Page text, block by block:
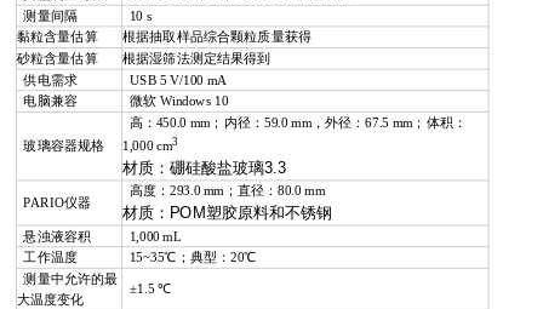
测量间隔
10 s
黏粒含量估算
根据抽取样品综合颗粒质量获得
砂粒含量估算
根据湿筛法测定结果得到
供电需求 USB 5 V/100 mA
电脑兼容 微软 Windows 10
玻璃容器规格
高：450.0 mm；内径：59.0 mm，外径：67.5 mm；体积：
1,000 cm3
材质：硼硅酸盐玻璃3.3
PARIO仪器
高度：293.0 mm；直径：80.0 mm
材质：POM塑胶原料和不锈钢
悬浊液容积
1,000 mL
工作温度
15~35℃ ；典型：20℃
测量中允许的最
大温度变化
±1.5 ℃